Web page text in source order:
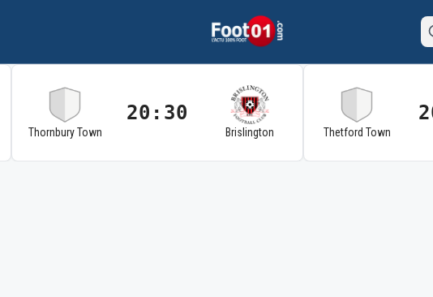
Thornbury Town
20:30
Brislington Thetford Town